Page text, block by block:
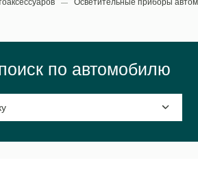
Осветительные приборы
по автомобилю